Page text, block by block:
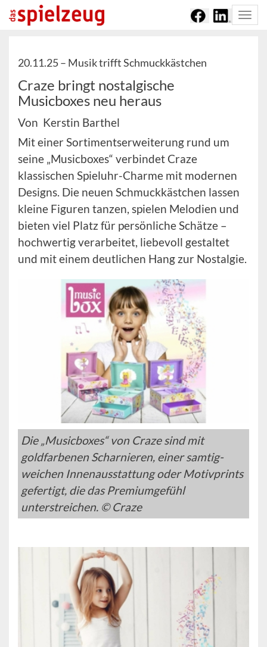
20.11.25 – Musik trifft Schmuckkästchen
Craze bringt nostalgische
Musicboxes neu heraus
Von Kerstin Barthel
Mit einer Sortimentserweiterung rund um
seine „Musicboxes“ verbindet Craze
klassischen Spieluhr-Charme mit modernen
Designs. Die neuen Schmuckkästchen lassen
kleine Figuren tanzen, spielen Melodien und
bieten viel Platz für persönliche Schätze –
hochwertig verarbeitet, liebevoll gestaltet
und mit einem deutlichen Hang zur Nostalgie.
Die „Musicboxes“ von Craze sind mit
goldfarbenen Scharnieren, einer samtig-
weichen Innenausstattung oder Motivprints
gefertigt, die das Premiumgefühl
unterstreichen. © Craze